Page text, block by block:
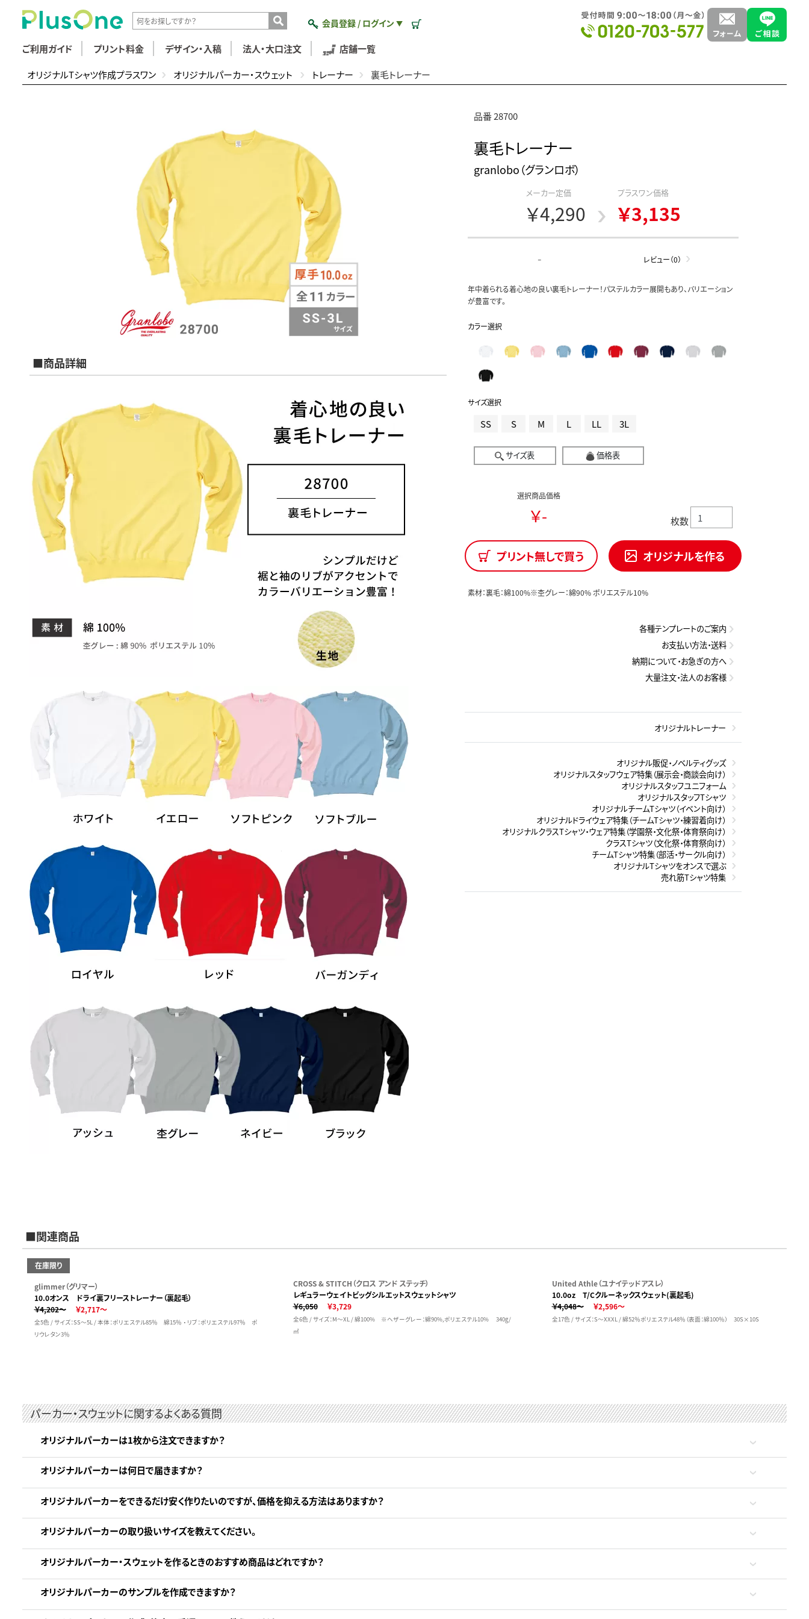
会員登録 / ログイン ▼
ご利用ガイド プリント料金 デザイン・入稿 法人・大口注文 店舗一覧
オリジナルTシャツ作成プラスワン オリジナルパーカー・スウェット トレーナー 裏毛トレーナー
■商品詳細
品番 28700
裏毛トレーナー
granlobo（グランロボ）
メーカー定価
￥4,290
プラスワン価格
￥3,135
- レビュー（0）
年中着られる着心地の良い裏毛トレーナー！パステルカラー展開もあり、バリエーション
が豊富です。
カラー選択
サイズ選択
SS S M L LL 3L
サイズ表 価格表
選択商品価格
￥- 枚数
プリント無しで買う オリジナルを作る
素材：裏毛：綿100%※杢グレー：綿90% ポリエステル10%
各種テンプレートのご案内
お支払い方法・送料
納期について・お急ぎの方へ
大量注文・法人のお客様
オリジナルトレーナー
オリジナル販促・ノベルティグッズ
オリジナルスタッフウェア特集（展示会・商談会向け）
オリジナルスタッフユニフォーム
オリジナルスタッフTシャツ
オリジナルチームTシャツ（イベント向け）
オリジナルドライウェア特集（チームTシャツ・練習着向け）
オリジナルクラスTシャツ・ウェア特集（学園祭・文化祭・体育祭向け）
クラスTシャツ（文化祭・体育祭向け）
チームTシャツ特集（部活・サークル向け）
オリジナルTシャツをオンスで選ぶ
売れ筋Tシャツ特集
■関連商品
在庫限り
glimmer（グリマー）
10.0オンス ドライ裏フリーストレーナー（裏起毛）
￥4,202～
￥2,717～
全5色 / サイズ：SS～5L / 本体：ポリエステル85％ 綿15％ ・ リブ：ポリエステル97％ ポ
リウレタン3％
CROSS & STITCH（クロス アンド ステッチ）
レギュラーウェイトビッグシルエットスウェットシャツ
￥6,050
￥3,729
全6色 / サイズ：M～XL / 綿100% ※ヘザーグレー：綿90%,ポリエステル10% 340g/
㎡
United Athle（ユナイテッドアスレ）
10.0oz T/Cクルーネックスウェット(裏起毛)
￥4,048～
￥2,596～
全17色 / サイズ：S～XXXL / 綿52％ポリエステル48％（表面：綿100％） 30S×10S
パーカー・スウェットに関するよくある質問
オリジナルパーカーは1枚から注文できますか？
オリジナルパーカーは何日で届きますか？
オリジナルパーカーをできるだけ安く作りたいのですが、価格を抑える方法はありますか？
オリジナルパーカーの取り扱いサイズを教えてください。
オリジナルパーカー・スウェットを作るときのおすすめ商品はどれですか？
オリジナルパーカーのサンプルを作成できますか？